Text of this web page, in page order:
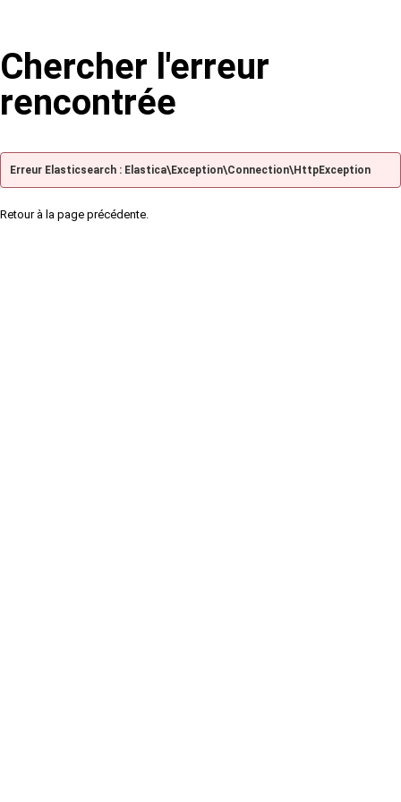
Chercher l'erreur
rencontrée
Erreur Elasticsearch : Elastica\Exception\Connection\HttpException
Retour à la page précédente.